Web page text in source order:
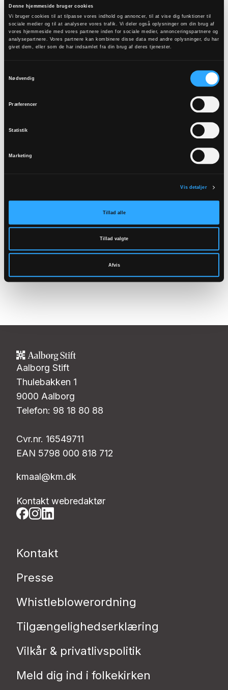
Denne hjemmeside bruger cookies
Vi bruger cookies til at tilpasse vores indhold og annoncer, til at vise dig funktioner til
sociale medier og til at analysere vores trafik. Vi deler også oplysninger om din brug af
vores hjemmeside med vores partnere inden for sociale medier, annonceringspartnere og
analysepartnere. Vores partnere kan kombinere disse data med andre oplysninger, du har
givet dem, eller som de har indsamlet fra din brug af deres tjenester.
Nødvendig
Præferencer
Statistik
Marketing
Vis detaljer
Tillad alle
Tillad valgte
Afvis
Em Kirke
9760
Sådan bruger du søgemaskinen
Aalborg Stift
Thulebakken 1
9000 Aalborg
Telefon: 98 18 80 88
Cvr.nr. 16549711
EAN 5798 000 818 712
kmaal@km.dk
Kontakt webredaktør
Kontakt
Presse
Whistleblowerordning
Tilgængelighedserklæring
Vilkår & privatlivspolitik
Meld dig ind i folkekirken